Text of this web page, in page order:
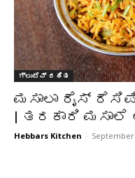
ಗ್ಲುಟೆನ್ ರಹಿತ
ಮಸಾಲಾ ರೈಸ್ ರೆಸಿಪಿ |
| ತರಕಾರಿ
Hebbars Kitchen - September